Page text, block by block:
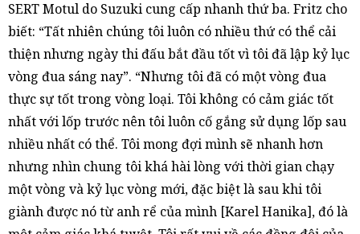
SERT Motul do Suzuki cung cấp nhanh thứ ba. Fritz cho
biết: “Tất nhiên chúng tôi luôn có nhiều thứ có thể cải
thiện nhưng ngày thi đấu bắt đầu tốt vì tôi đã lập kỷ lục
vòng đua sáng nay”. “Nhưng tôi đã có một vòng đua
thực sự tốt trong vòng loại. Tôi không có cảm giác tốt
nhất với lốp trước nên tôi luôn cố gắng sử dụng lốp sau
nhiều nhất có thể. Tôi mong đợi mình sẽ nhanh hơn
nhưng nhìn chung tôi khá hài lòng với thời gian chạy
một vòng và kỷ lục vòng mới, đặc biệt là sau khi tôi
giành được nó từ anh rể của mình [Karel Hanika], đó là